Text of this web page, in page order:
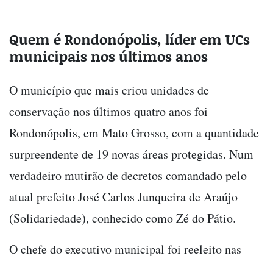
Quem é Rondonópolis, líder em UCs
municipais nos últimos anos
O município que mais criou unidades de
conservação nos últimos quatro anos foi
Rondonópolis, em Mato Grosso, com a quantidade
surpreendente de 19 novas áreas protegidas. Num
verdadeiro mutirão de decretos comandado pelo
atual prefeito José Carlos Junqueira de Araújo
(Solidariedade), conhecido como Zé do Pátio.
O chefe do executivo municipal foi reeleito nas